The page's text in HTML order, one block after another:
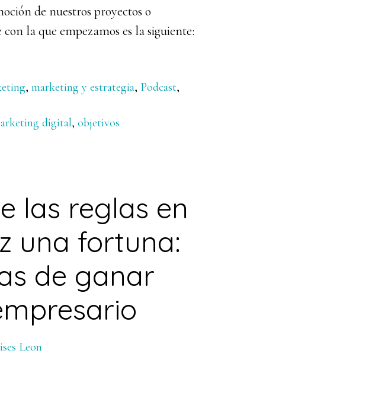
de nuestros proyectos o
la que empezamos es la siguiente:
, marketing y estrategia, Podcast,
digital, objetivos
las reglas en
una fortuna:
de ganar
Leon